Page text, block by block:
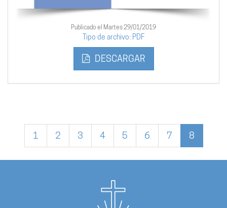
Publicado el Martes 29/01/2019
Tipo de archivo: PDF
DESCARGAR
1 2 3 4 5 6 7 8